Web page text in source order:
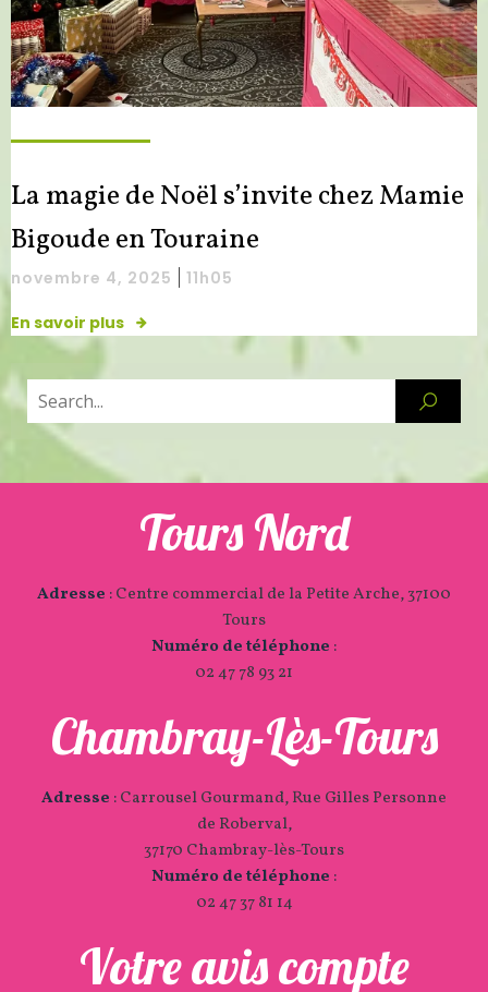
La magie de Noël s’invite chez Mamie
Bigoude en Touraine
novembre 4, 2025 11h05
En savoir plus
Tours Nord
Adresse :Centre commercial de la Petite Arche, 37100
Tours
Numéro de téléphone :
02 47 78 93 21
Chambray-Lès-Tours
Adresse :Carrousel Gourmand, Rue Gilles Personne
de Roberval,
37170 Chambray-lès-Tours
Numéro de téléphone :
02 47 37 81 14
Votre avis compte